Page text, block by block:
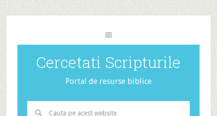
Cercetati Scripturile
Portal de resurse biblice